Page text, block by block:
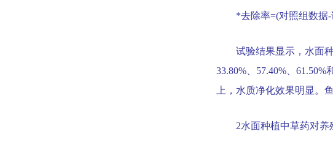
*去除率=(对照组数据-
试验结果显示，水面
33.80%
57.40% 61.50%
上，水质净化效果明显。
2水面种植中草药对养